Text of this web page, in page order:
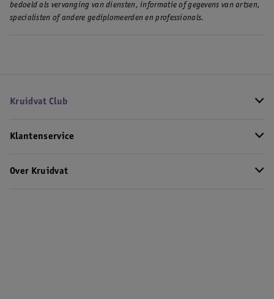
bedoeld als vervanging van diensten, informatie of gegevens van artsen,
specialisten of andere gediplomeerden en professionals.
Kruidvat Club
Klantenservice
Over Kruidvat